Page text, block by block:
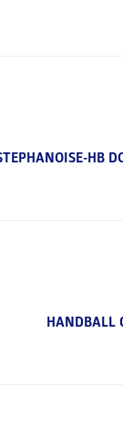
HB
HANDBALL